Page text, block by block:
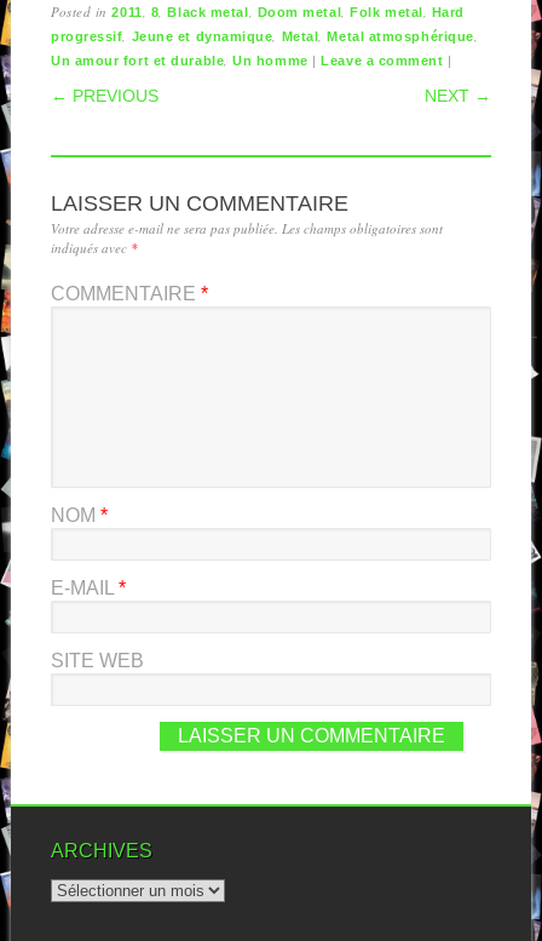
Posted in2011, 8,Black metal, Doom metal,Folk metal, Hard
progressif, Jeune et dynamique, Metal,Metal atmosphérique,
Un amour fort et durable,Un homme |Leave a comment |
POST NAVIGATION
← PREVIOUS NEXT →
LAISSER UN COMMENTAIRE
Votre adresse e-mail ne sera pas publiée. Les champs obligatoires sont
indiqués avec *
COMMENTAIRE *
NOM *
E-MAIL *
SITE WEB
ARCHIVES